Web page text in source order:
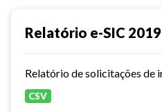
Relatório e-SIC 2019
CSV